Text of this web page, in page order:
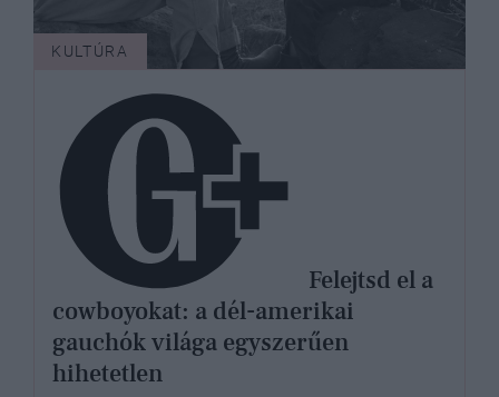
KULTÚRA
cowboyokat: a dél-amerikai
gauchók világa egyszerűen
hihetetlen